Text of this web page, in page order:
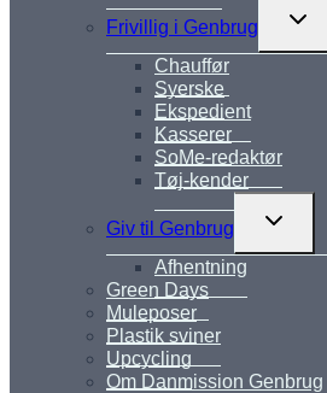
Frivillig i Genbrug
Skift
Chauffør
Syerske
Ekspedient
Kasserer
SoMe-redaktør
Tøj-kender
Giv til Genbrug
Skift
Afhentning
Green Days
Muleposer
Plastik sviner
Upcycling
Om Danmission Genbrug